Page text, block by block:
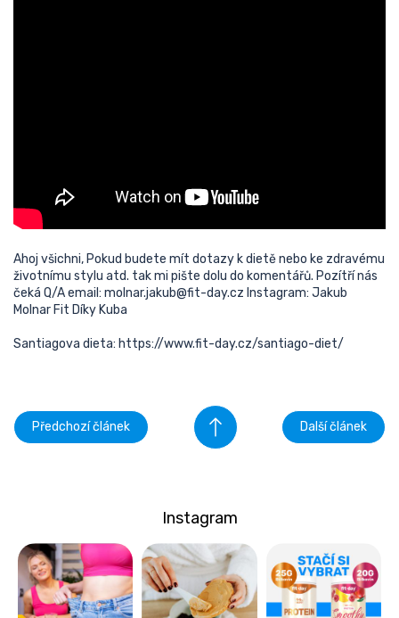
Ahoj všichni, Pokud budete mít dotazy k dietě nebo ke zdravému
životnímu stylu atd. tak mi pište dolu do komentářů. Pozítří nás
čeká Q/A email: molnar.jakub@fit-day.cz Instagram: Jakub
Molnar Fit Díky Kuba
Santiagova dieta: https://www.fit-day.cz/santiago-diet/
Předchozí článek Další článek
Instagram